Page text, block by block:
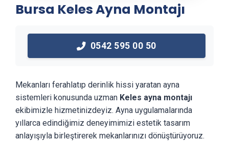
Bursa Keles Ayna Montajı
0542 595 00 50
Mekanları ferahlatıp derinlik hissi yaratan ayna
sistemleri konusunda uzman Keles ayna montajı
ekibimizle hizmetinizdeyiz. Ayna uygulamalarında
yıllarca edindiğimiz deneyimimizi estetik tasarım
anlayışıyla birleştirerek mekanlarınızı dönüştürüyoruz.